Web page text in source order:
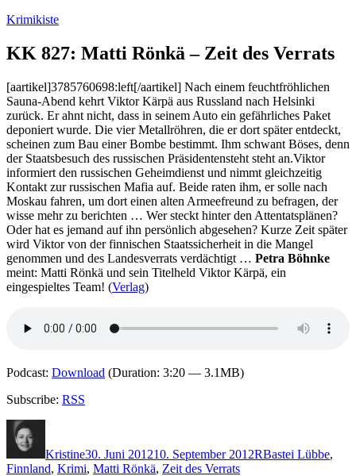
Zum
springen
Krimikiste
KK 827: Matti Rönkä – Zeit des Verrats
[aartikel]3785760698:left[/aartikel] Nach einem feuchtfröhlichen
Sauna-Abend kehrt Viktor Kärpä aus Russland nach Helsinki
zurück. Er ahnt nicht, dass in seinem Auto ein gefährliches Paket
deponiert wurde. Die vier Metallröhren, die er dort später entdeckt,
scheinen zum Bau einer Bombe bestimmt. Ihm schwant Böses, denn
der Staatsbesuch des russischen Präsidentensteht steht an.Viktor
informiert den russischen Geheimdienst und nimmt gleichzeitig
Kontakt zur russischen Mafia auf. Beide raten ihm, er solle nach
Moskau fahren, um dort einen alten Armeefreund zu befragen, der
wisse mehr zu berichten … Wer steckt hinter den Attentatsplänen?
Oder hat es jemand auf ihn persönlich abgesehen? Kurze Zeit später
wird Viktor von der finnischen Staatssicherheit in die Mangel
genommen und des Landesverrats verdächtigt … Petra Böhnke
meint: Matti Rönkä und sein Titelheld Viktor Kärpä, ein
eingespieltes Team! (Verlag)
Podcast: Download (Duration: 3:20 — 3.1MB)
Subscribe: RSS
Kristine30. Juni 201210. September 2012RBastei Lübbe,
Finnland, Krimi, Matti Rönkä, Zeit des Verrats